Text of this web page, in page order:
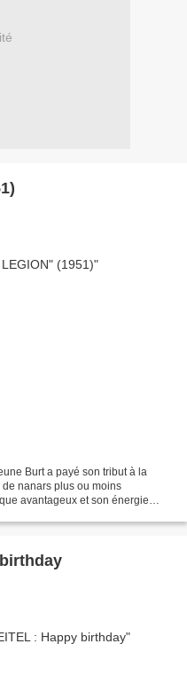
Burt a payé son tribut à la
nanars plus ou moins
avantageux et son énergie